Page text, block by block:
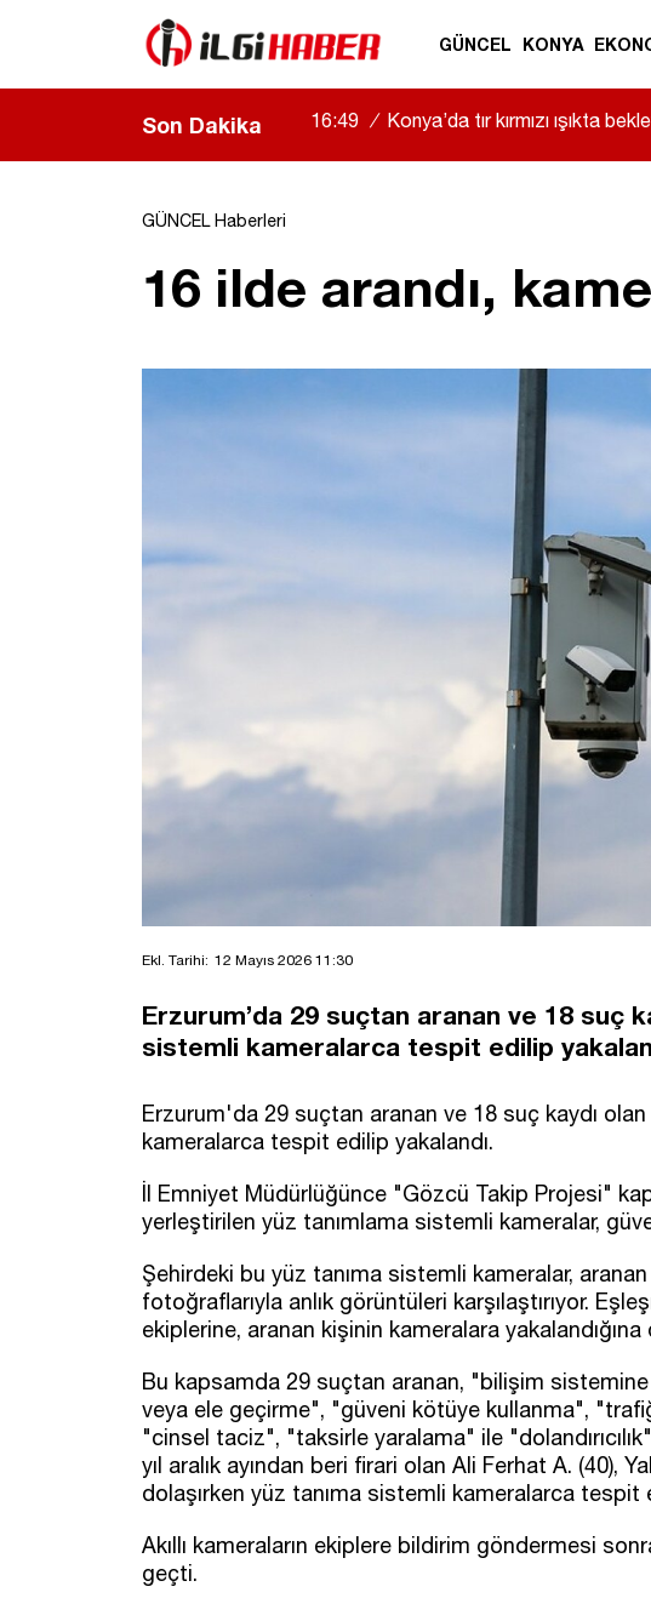
GÜNCEL KONYA
Son Dakika 16:49 / Konya’da tır kırmızı ışıkta
GÜNCEL Haberleri
16 ilde arandı,
Ekl. Tarihi: 12 Mayıs 2026 11:30
Erzurum’da 29 suçtan aranan ve 18 suç
sistemli kameralarca tespit edilip
Erzurum'da 29 suçtan aranan ve 18 suç kaydı
kameralarca tespit edilip yakalandı.
İl Emniyet Müdürlüğünce "Gözcü Takip Projesi"
yerleştirilen yüz tanımlama sistemli kameralar,
Şehirdeki bu yüz tanıma sistemli kameralar,
fotoğraflarıyla anlık görüntüleri karşılaştırıyor.
ekiplerine, aranan kişinin kameralara
Bu kapsamda 29 suçtan aranan, "bilişim sistemine
veya ele geçirme", "güveni kötüye kullanma",
"cinsel taciz", "taksirle yaralama" ile
yıl aralık ayından beri firari olan Ali Ferhat A. (40),
dolaşırken yüz tanıma sistemli kameralarca tespit
Akıllı kameraların ekiplere bildirim göndermesi
geçti.